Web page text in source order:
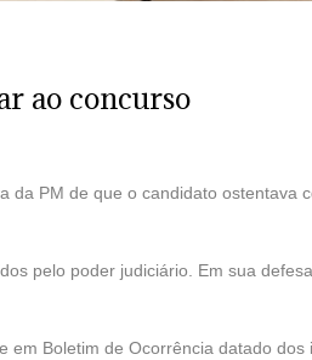
ao concurso
PM de que o candidato ostentava
pelo poder judiciário. Em sua
Boletim de Ocorrência datado